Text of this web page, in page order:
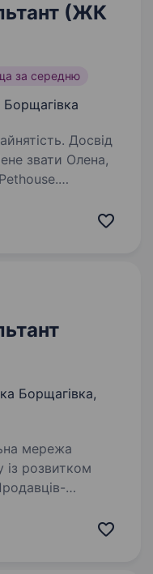
(ЖК
за середню
Борщагівка
Досвід
Борщагівка,
із розвитком
грамотна мова;